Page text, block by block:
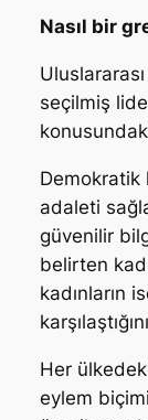
Nasıl bir
seçilmiş
konusundaki
Demokratik
adaleti
güvenilir
belirten
kadınların
Her
eylem